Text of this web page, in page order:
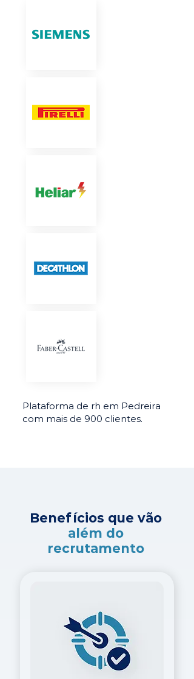
Plataforma de rh em Pedreira
com mais de 900 clientes.
Benefícios que vão
além do
recrutamento